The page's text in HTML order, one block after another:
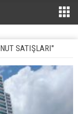
SATIŞLARI"